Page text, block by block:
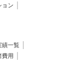
ョン
績一覧
費用